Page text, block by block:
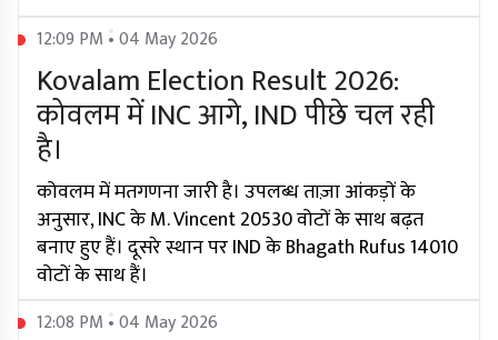
12:09 PM • 04 May 2026
Kovalam Election Result 2026:
कोवलम में INC आगे, IND पीछे चल रही
है।
कोवलम में मतगणना जारी है। उपलब्ध ताज़ा आंकड़ों के
अनुसार, INC के M. Vincent 20530 वोटों के साथ बढ़त
बनाए हुए हैं। दूसरे स्थान पर IND के Bhagath Rufus 14010
वोटों के साथ हैं।
12:08 PM • 04 May 2026